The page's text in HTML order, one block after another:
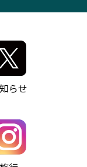
内）
ット
らせ